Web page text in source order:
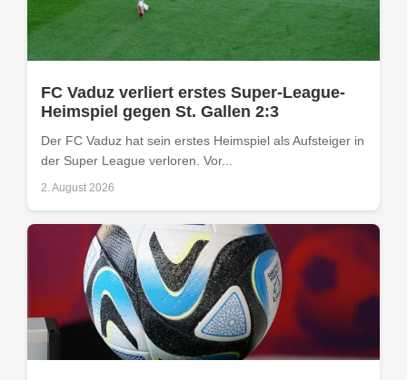
FC Vaduz verliert erstes Super-League-
Heimspiel gegen St. Gallen 2:3
Der FC Vaduz hat sein erstes Heimspiel als Aufsteiger in
der Super League verloren. Vor...
2. August 2026